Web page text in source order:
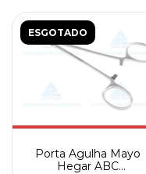
ESGOTADO
Porta Agulha Mayo
Hegar ABC